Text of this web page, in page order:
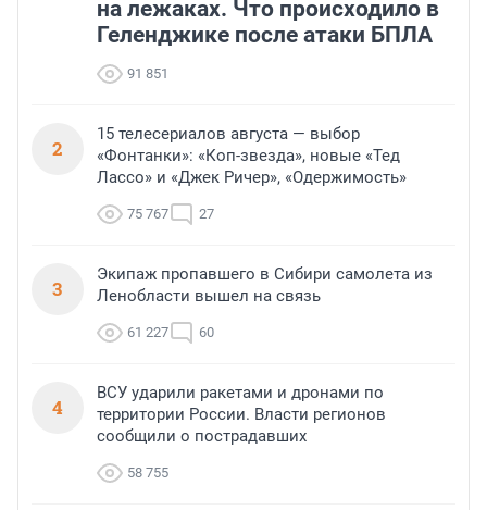
на лежаках. Что происходило в
Геленджике после атаки БПЛА
91 851
2
15 телесериалов августа — выбор
«Фонтанки»: «Коп-звезда», новые «Тед
Лассо» и «Джек Ричер», «Одержимость»
75 767 27
3
Экипаж пропавшего в Сибири самолета из
Ленобласти вышел на связь
61 227 60
4
ВСУ ударили ракетами и дронами по
территории России. Власти регионов
сообщили о пострадавших
58 755